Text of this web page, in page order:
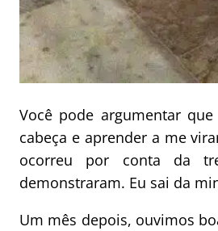
Você pode argumentar
cabeça e aprender a me
ocorreu por conta da
demonstraram. Eu sai da
Um mês depois, ouvimos